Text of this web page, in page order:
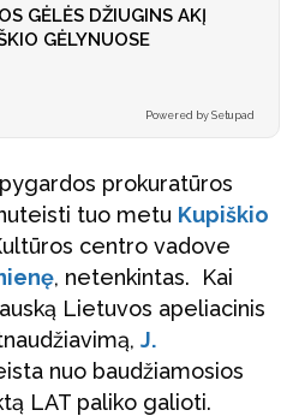
GĖLĖS DŽIUGINS AKĮ
GĖLYNUOSE
Powered by Setupad
prokuratūros
tuo metu Kupiškio
centro vadove
, netenkintas. Kai
Lietuvos apeliacinis
J.
nuo baudžiamosios
LAT paliko galioti.